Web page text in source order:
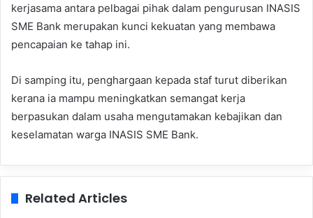
kerjasama antara pelbagai pihak dalam pengurusan INASIS
SME Bank merupakan kunci kekuatan yang membawa
pencapaian ke tahap ini.
Di samping itu, penghargaan kepada staf turut diberikan
kerana ia mampu meningkatkan semangat kerja
berpasukan dalam usaha mengutamakan kebajikan dan
keselamatan warga INASIS SME Bank.
Related Articles